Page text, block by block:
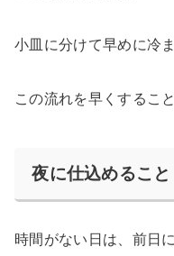
小皿に分けて早めに冷
この流れを早くするこ
夜に仕込めること
時間がない日は、前日